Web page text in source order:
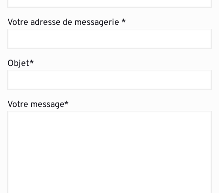
Votre adresse de messagerie *
Objet*
Votre message*